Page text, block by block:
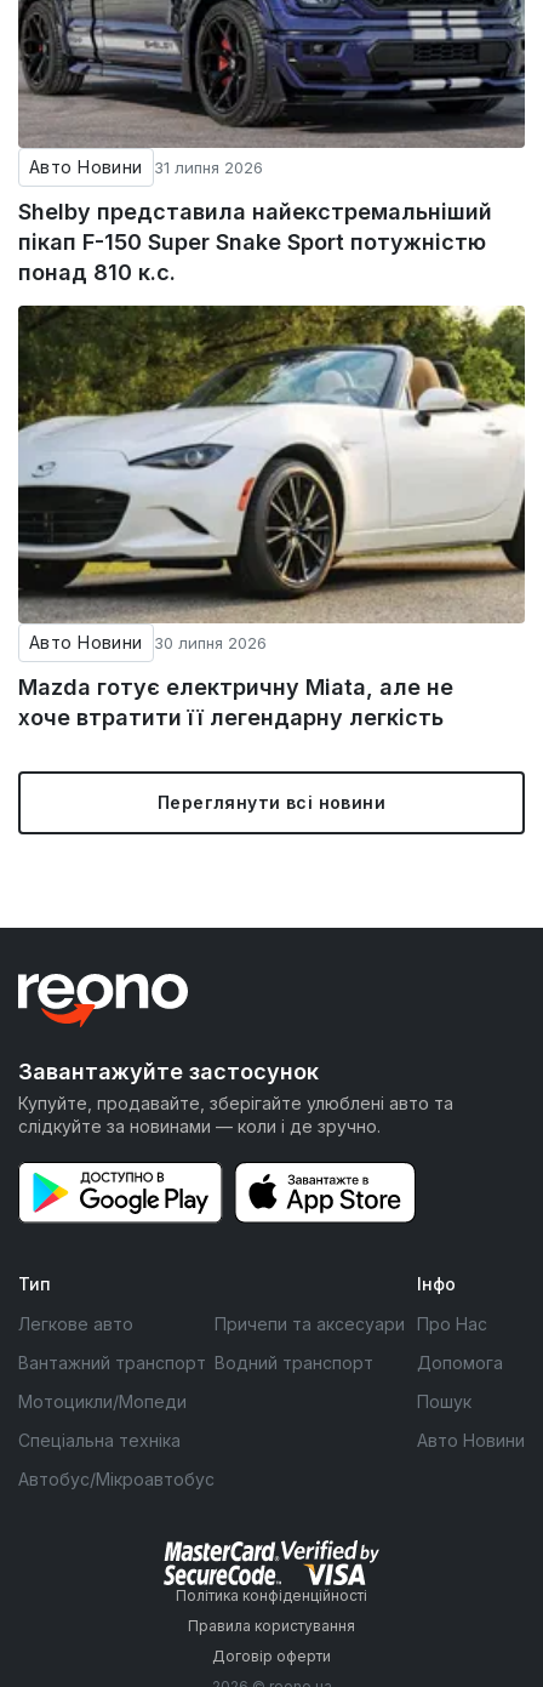
Авто Новини 31 липня 2026
Shelby представила найекстремальніший
пікап F-150 Super Snake Sport потужністю
понад 810 к.с.
Авто Новини 30 липня 2026
Mazda готує електричну Miata, але не
хоче втратити її легендарну легкість
Переглянути всі новини
Завантажуйте застосунок
Купуйте, продавайте, зберігайте улюблені авто та
слідкуйте за новинами — коли і де зручно.
Тип
Легкове авто
Вантажний транспорт
Мотоцикли/Мопеди
Спеціальна техніка
Автобус/Мікроавтобус
Причепи та аксесуари
Водний транспорт
Інфо
Про Нас
Допомога
Пошук
Авто Новини
Політика конфіденційності
Правила користування
Договір оферти